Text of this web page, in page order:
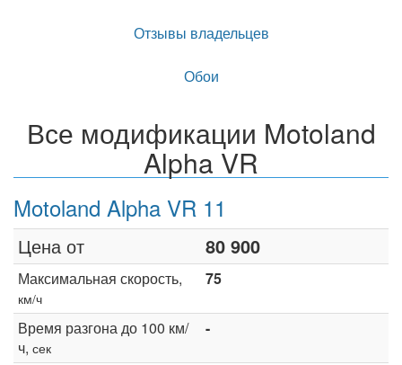
Отзывы владельцев
Обои
Все модификации Motoland
Alpha VR
Motoland Alpha VR 11
Цена от 80 900
Максимальная скорость,
км/ч
75
Время разгона до 100 км/
ч, сек
-